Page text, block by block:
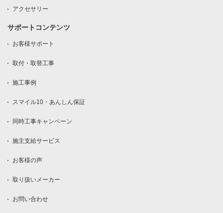
アクセサリー
サポートコンテンツ
お客様サポート
取付・取替工事
施工事例
スマイル10・あんしん保証
同時工事キャンペーン
施主支給サービス
お客様の声
取り扱いメーカー
お問い合わせ